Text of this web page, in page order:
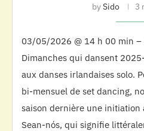
bySido 3
03/05/2026 @ 14 h 00 min
Dimanches qui dansent
aux danses irlandaises solo.
bi-mensuel de set dancing,
saison dernière une initiation
Sean-nós, qui signifie